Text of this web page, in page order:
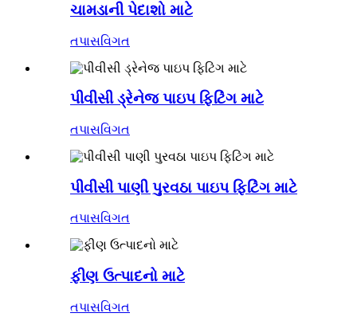
ચામડાની પેદાશો માટે
તપાસવિગત
પીવીસી ડ્રેનેજ પાઇપ ફિટિંગ માટે
તપાસવિગત
પીવીસી પાણી પુરવઠા પાઇપ ફિટિંગ માટે
તપાસવિગત
ફીણ ઉત્પાદનો માટે
તપાસવિગત